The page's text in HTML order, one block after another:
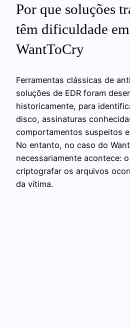
Por que soluções
têm dificuldade
WantToCry
Ferramentas clássicas de
soluções de EDR foram
historicamente, para
disco, assinaturas
comportamentos suspeitos
No entanto, no caso do
necessariamente acontece:
criptografar os arquivos
da vítima.